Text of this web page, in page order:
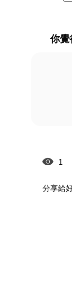
你覺
1
分享給